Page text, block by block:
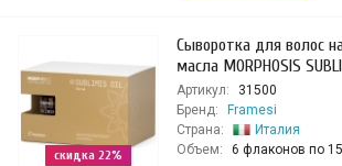
скидка 22%
Сыворотка для волос
масла MORPHOSIS
Артикул:
31500
Бренд:
Framesi
Страна:
Италия
Объем:
6 флаконов по